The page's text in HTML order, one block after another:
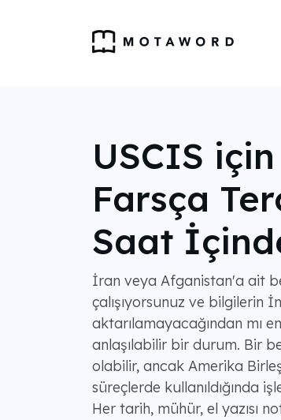
USCIS
Farsça
Saat
İran veya Afganistan'a ait
çalışıyorsunuz ve bilgilerin
aktarılamayacağından mı
anlaşılabilir bir durum. Bir
olabilir, ancak Amerika
süreçlerde kullanıldığında
Her tarih, mühür, el yazısı